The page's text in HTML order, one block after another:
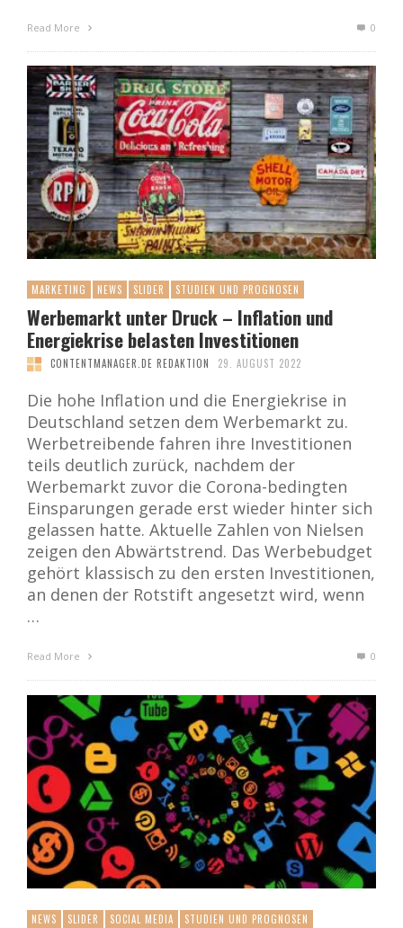
Read More 0
MARKETING NEWS SLIDER STUDIEN UND PROGNOSEN
Werbemarkt unter Druck – Inflation und
Energiekrise belasten Investitionen
CONTENTMANAGER.DE REDAKTION 29. AUGUST 2022
Die hohe Inflation und die Energiekrise in
Deutschland setzen dem Werbemarkt zu.
Werbetreibende fahren ihre Investitionen
teils deutlich zurück, nachdem der
Werbemarkt zuvor die Corona-bedingten
Einsparungen gerade erst wieder hinter sich
gelassen hatte. Aktuelle Zahlen von Nielsen
zeigen den Abwärtstrend. Das Werbebudget
gehört klassisch zu den ersten Investitionen,
an denen der Rotstift angesetzt wird, wenn
…
Read More 0
NEWS SLIDER SOCIAL MEDIA STUDIEN UND PROGNOSEN